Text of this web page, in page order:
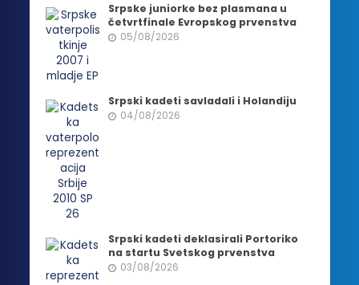
Srpske juniorke bez plasmana u
četvrtfinale Evropskog prvenstva
05/08/2026
Srpski kadeti savladali i Holandiju
04/08/2026
Srpski kadeti deklasirali Portoriko
na startu Svetskog prvenstva
03/08/2026